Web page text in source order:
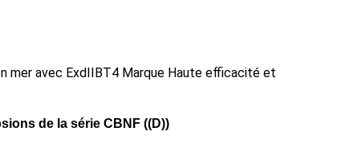
mer avec ExdIIBT4 Marque Haute efficacité et
de la série CBNF ((D))